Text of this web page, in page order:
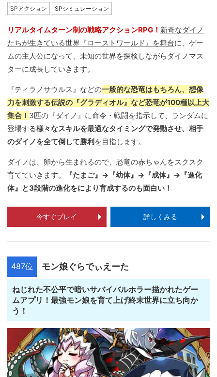
SPアクション SPシミュレーション
リアルタイムターン制の戦略アクションRPG！ 新奇なダイノ
たちが生きている世界『ローストワールド』を舞台に、ゲー
ムの主人公になって、未知の世界を探検しながらダイノマス
ターに成長していきます。
『ティラノサウルス』などの一般的な恐竜はもちろん、想像
力を刺激する伝説の『グラディオル』など恐竜が100種以上大
集合！ 3匹の『ダイノ』に命令・戦闘を指示して、ランダムに
登場する様々なスキルを最適なタイミングで発動させ、相手
のダイノを全て倒して勝利 を目指します。
ダイノは、卵から生まれるので、恐竜の赤ちゃんをスクスク
育てていきます。
『たまご』→『幼体』→『成体』→『進化
体』と3段階の進化をにより育成するのも面白い！
今すぐプレイ 詳しくみる
487位 モン娘ぐらでぃえーた
ねじれた不公平で暗いサバイバルホラー描かれたゲー
ムアプリ！最強モン娘を育て上げ終末世界に立ち向か
う！